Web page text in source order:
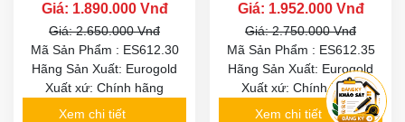
Giá: 1.890.000 Vnđ
Giá: 2.650.000 Vnđ
Mã Sản Phẩm : ES612.30
Hãng Sản Xuất: Eurogold
Xuất xứ: Chính hãng
Xem chi tiết
Giá: 1.952.000 Vnđ
Giá: 2.750.000 Vnđ
Mã Sản Phẩm : ES612.35
Hãng Sản Xuất: Eurogold
Xuất xứ: Chính hãng
Xem chi tiết